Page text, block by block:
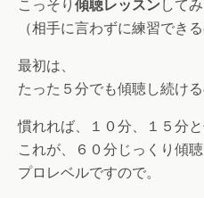
（相手に言わずに練習でき
最初は、
たった５分でも傾聴し続け
慣れれば、１０分、１５分
これが、６０分じっくり傾
プロレベルですので。